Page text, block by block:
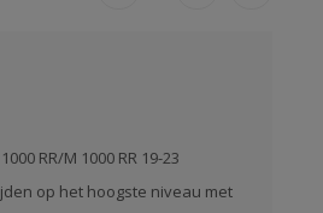
RR/M 1000 RR 19-23
op het hoogste niveau met